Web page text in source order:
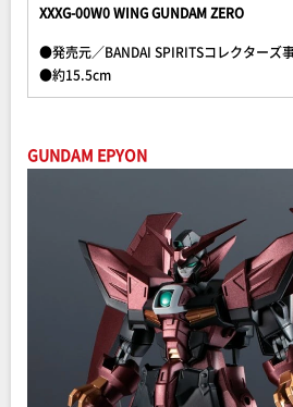
XXXG-00W0 WING GUNDAM ZERO
●発売元／BANDAI SPIRITSコレクターズ
●約15.5cm
GUNDAM EPYON